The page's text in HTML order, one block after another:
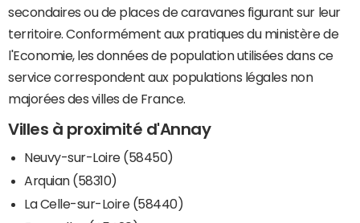
secondaires ou de places de caravanes figurant sur leur
territoire. Conformément aux pratiques du ministère de
l'Economie, les données de population utilisées dans ce
service correspondent aux populations légales non
majorées des villes de France.
Villes à proximité d'Annay
Neuvy-sur-Loire (58450)
Arquian (58310)
La Celle-sur-Loire (58440)